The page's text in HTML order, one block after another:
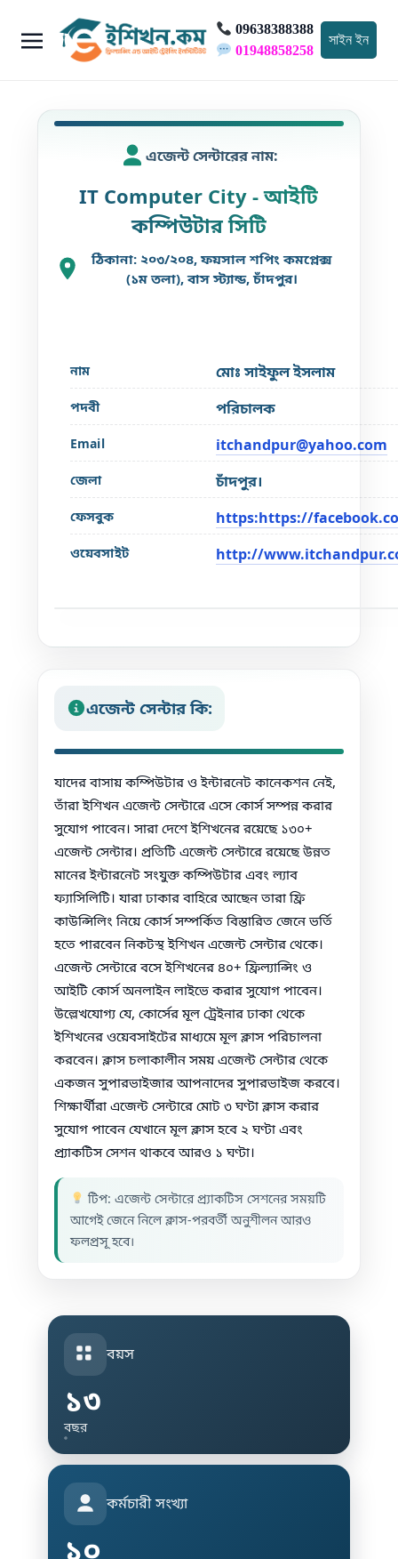
09638388388
01948858258
সাইন ইন
এজেন্ট সেন্টারের নাম:
IT Computer City - আইটি
কম্পিউটার সিটি
ঠিকানা: ২০৩/২০৪, ফয়সাল শপিং কমপ্লেক্স
(১ম তলা), বাস স্ট্যান্ড, চাঁদপুর।
নাম মোঃ সাইফুল ইসলাম
পদবী পরিচালক
Email itchandpur@yahoo.com
জেলা চাঁদপুর।
ফেসবুক https:https://
ওয়েবসাইট http://
এজেন্ট সেন্টার কি:
যাদের বাসায় কম্পিউটার ও ইন্টারনেট কানেকশন নেই,
তাঁরা ইশিখন এজেন্ট সেন্টারে এসে কোর্স সম্পন্ন করার
সুযোগ পাবেন। সারা দেশে ইশিখনের রয়েছে ১৩০+
এজেন্ট সেন্টার। প্রতিটি এজেন্ট সেন্টারে রয়েছে উন্নত
মানের ইন্টারনেট সংযুক্ত কম্পিউটার এবং ল্যাব
ফ্যাসিলিটি। যারা ঢাকার বাহিরে আছেন তারা ফ্রি
কাউন্সিলিং নিয়ে কোর্স সম্পর্কিত বিস্তারিত জেনে ভর্তি
হতে পারবেন নিকটস্থ ইশিখন এজেন্ট সেন্টার থেকে।
এজেন্ট সেন্টারে বসে ইশিখনের ৪০+ ফ্রিল্যান্সিং ও
আইটি কোর্স অনলাইন লাইভে করার সুযোগ পাবেন।
উল্লেখযোগ্য যে, কোর্সের মূল ট্রেইনার ঢাকা থেকে
ইশিখনের ওয়েবসাইটের মাধ্যমে মূল ক্লাস পরিচালনা
করবেন। ক্লাস চলাকালীন সময় এজেন্ট সেন্টার থেকে
একজন সুপারভাইজার আপনাদের সুপারভাইজ করবে।
শিক্ষার্থীরা এজেন্ট সেন্টারে মোট ৩ ঘণ্টা ক্লাস করার
সুযোগ পাবেন যেখানে মূল ক্লাস হবে ২ ঘণ্টা এবং
প্র্যাকটিস সেশন থাকবে আরও ১ ঘণ্টা।
টিপ: এজেন্ট সেন্টারে প্র্যাকটিস সেশনের সময়টি
আগেই জেনে নিলে ক্লাস-পরবর্তী অনুশীলন আরও
ফলপ্রসূ হবে।
বয়স
১৩
বছর
কর্মচারী সংখ্যা
১০